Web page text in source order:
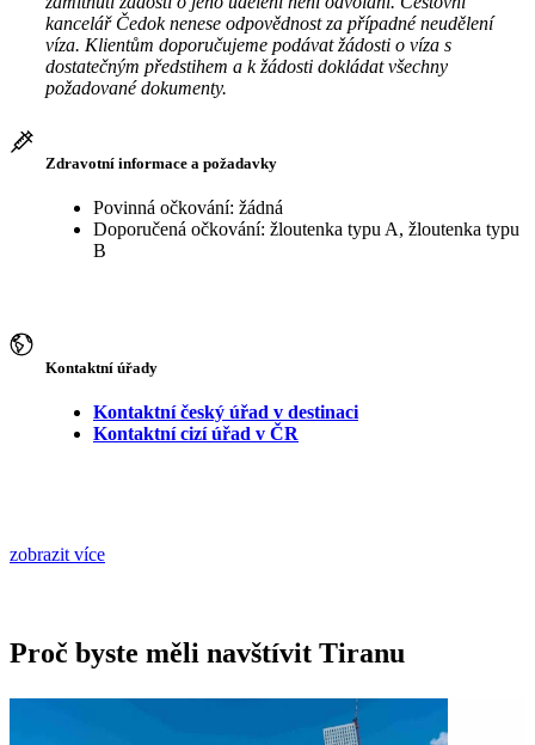
kancelář Čedok nenese odpovědnost za případné neudělení
víza. Klientům doporučujeme podávat žádosti o víza s
dostatečným předstihem a k žádosti dokládat všechny
požadované dokumenty.
Zdravotní informace a požadavky
Povinná očkování: žádná
Doporučená očkování: žloutenka typu A, žloutenka typu
B
Kontaktní úřady
Kontaktní český úřad v destinaci
Kontaktní cizí úřad v ČR
zobrazit více
Proč byste měli navštívit Tiranu